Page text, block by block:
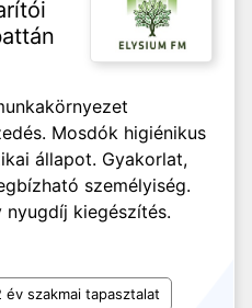
Mosdók higiénikus
állapot. Gyakorlat,
személyiség.
nyugdíj kiegészítés.
év szakmai tapasztalat